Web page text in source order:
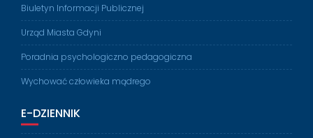
Biuletyn Informacji Publicznej
Urząd Miasta Gdyni
Poradnia psychologiczno pedagogiczna
Wychować człowieka mądrego
E-DZIENNIK